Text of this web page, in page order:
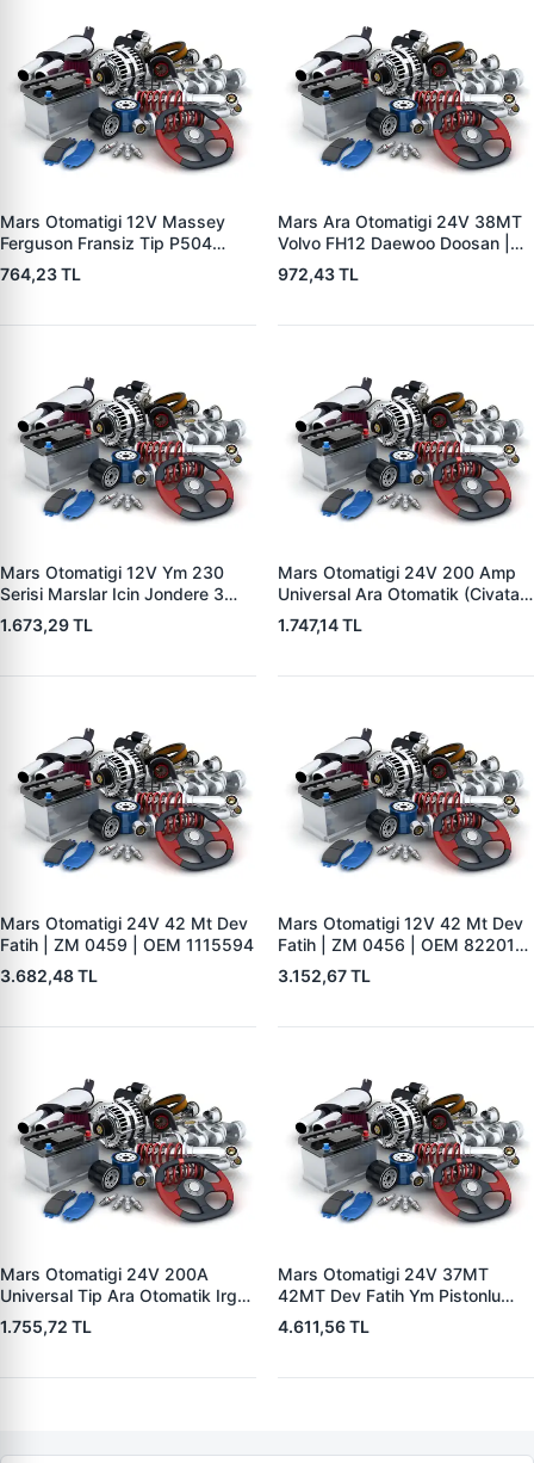
Mars Otomatigi 12V Massey
Ferguson Fransiz Tip P504
P505 Xxx | ZM 0560
764,23 TL
Mars Ara Otomatigi 24V 38MT
Volvo FH12 Daewoo Doosan |
ZM 4409 | OEM 10512097
972,43 TL
Mars Otomatigi 12V Ym 230
Serisi Marslar Icin Jondere 3
Delik | ZM 1653 | OEM
RE503357
1.673,29 TL
Mars Otomatigi 24V 200 Amp
Universal Ara Otomatik (Civatali)
| ZM 1404
1.747,14 TL
Mars Otomatigi 24V 42 Mt Dev
Fatih | ZM 0459 | OEM 1115594
3.682,48 TL
Mars Otomatigi 12V 42 Mt Dev
Fatih | ZM 0456 | OEM 82201-
5004 V1117553
2132X10456393
3.152,67 TL
Mars Otomatigi 24V 200A
Universal Tip Ara Otomatik Irgat
| ZM 0404
1.755,72 TL
Mars Otomatigi 24V 37MT
42MT Dev Fatih Ym Pistonlu
Bmc Profesyonel Catterpiller Is
Makinasi | ZM 0361 | OEM
4.611,56 TL